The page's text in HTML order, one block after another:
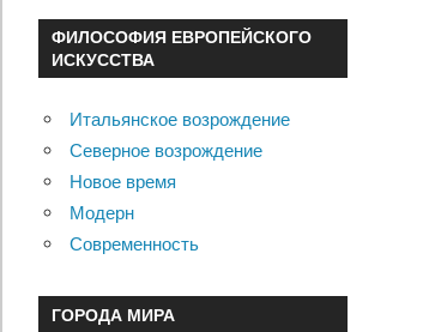
ФИЛОСОФИЯ ЕВРОПЕЙСКОГО
ИСКУССТВА
Итальянское возрождение
Северное возрождение
Новое время
Модерн
Современность
ГОРОДА МИРА